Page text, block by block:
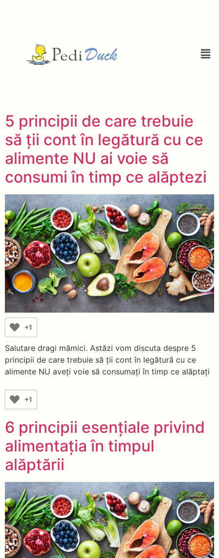
5 principii de care trebuie
să ții cont în legătură cu ce
alimente NU ai voie să
consumi în timp ce alăptezi
+1
Salutare dragi mămici. Astăzi vom discuta despre 5
principii de care trebuie să ții cont în legătură cu ce
alimente NU aveți voie să consumați în timp ce alăptați
+1
6 principii esențiale privind
alimentația în timpul
alăptării